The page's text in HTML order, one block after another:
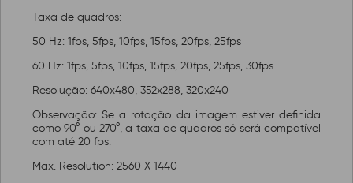
Taxa de quadros:
50 Hz: 1fps, 5fps, 10fps, 15fps, 20fps, 25fps
60 Hz: 1fps, 5fps, 10fps, 15fps, 20fps, 25fps, 30fps
Resolução: 640x480, 352x288, 320x240
Observação: Se a rotação da imagem estiver definida
como 90° ou 270°, a taxa de quadros só será compatível
com até 20 fps.
Max. Resolution: 2560 X 1440